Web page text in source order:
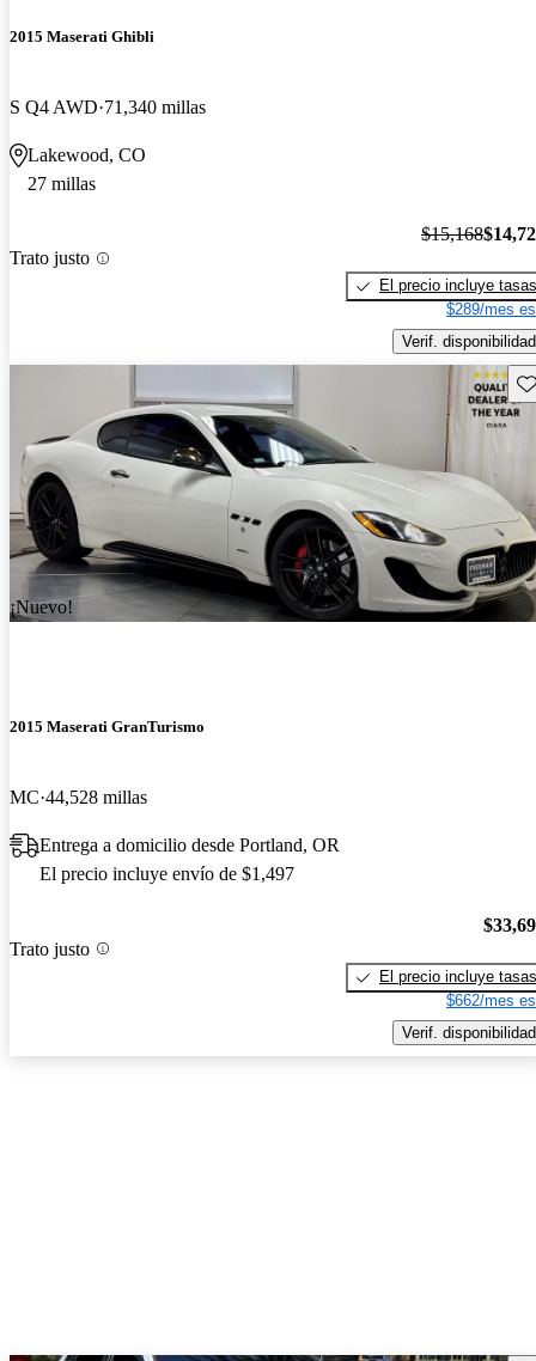
2015 Maserati Ghibli
S Q4 AWD 71,340 millas
Lakewood, CO
27 millas
Trato justo
$15,168
El precio incluye tasas
$289/mes
Verif. disponibilidad
¡Nuevo!
2015 Maserati GranTurismo
MC 44,528 millas
Entrega a domicilio desde Portland, OR
El precio incluye envío de $1,497
Trato justo
El precio incluye tasas
$662/mes
Verif. disponibilidad